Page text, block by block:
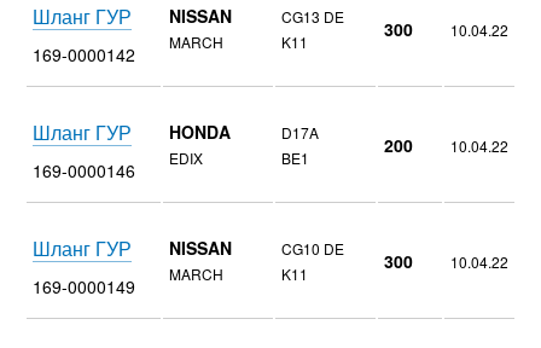
Шланг ГУР
169-0000142
NISSAN
MARCH
CG13 DE
K11
300 10.04.22
Шланг ГУР
169-0000146
HONDA
EDIX
D17A
BE1
200 10.04.22
Шланг ГУР
169-0000149
NISSAN
MARCH
CG10 DE
K11
300 10.04.22